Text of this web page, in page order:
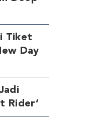
Tiket
Day
Rider’